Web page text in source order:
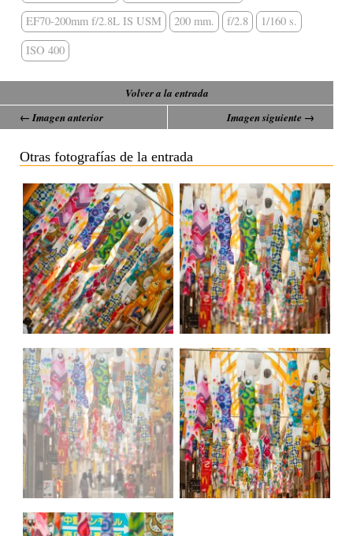
EF70-200mm f/2.8L IS USM
200 mm. f/2.8
1/160 s.
ISO 400
Volver a la entrada
← Imagen anterior
Imagen siguiente →
Otras fotografías de la entrada